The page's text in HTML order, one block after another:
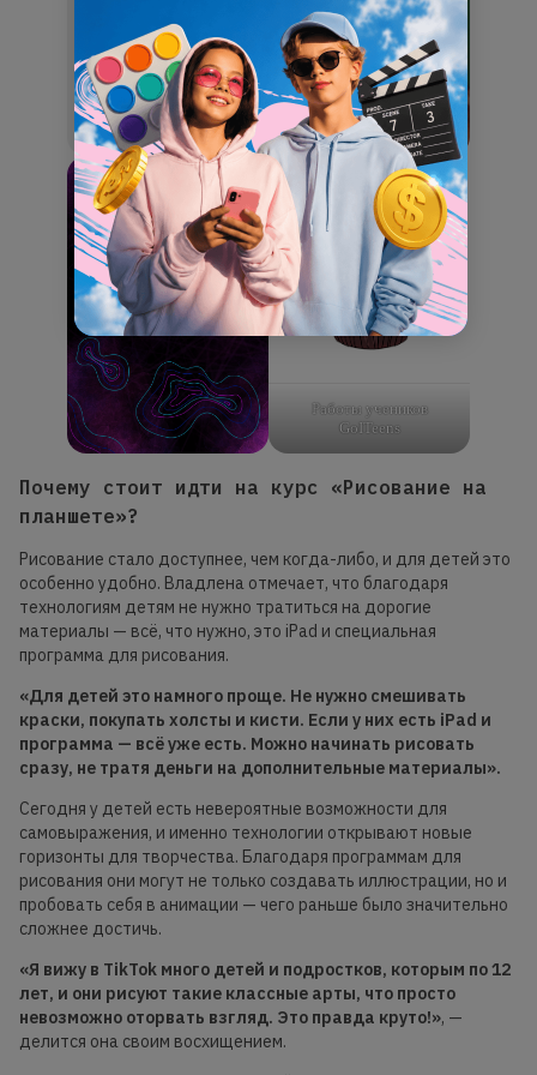
Работы учеников
GoITeens
Почему стоит идти на курс «Рисование на
планшете»?
Рисование стало доступнее, чем когда-либо, и для детей это
особенно удобно. Владлена отмечает, что благодаря
технологиям детям не нужно тратиться на дорогие
материалы — всё, что нужно, это iPad и специальная
программа для рисования.
«Для детей это намного проще. Не нужно смешивать
краски, покупать холсты и кисти. Если у них есть iPad и
программа — всё уже есть. Можно начинать рисовать
сразу, не тратя деньги на дополнительные материалы».
Сегодня у детей есть невероятные возможности для
самовыражения, и именно технологии открывают новые
горизонты для творчества. Благодаря программам для
рисования они могут не только создавать иллюстрации, но и
пробовать себя в анимации — чего раньше было значительно
сложнее достичь.
«Я вижу в TikTok много детей и подростков, которым по 12
лет, и они рисуют такие классные арты, что просто
невозможно оторвать взгляд. Это правда круто!», —
делится она своим восхищением.